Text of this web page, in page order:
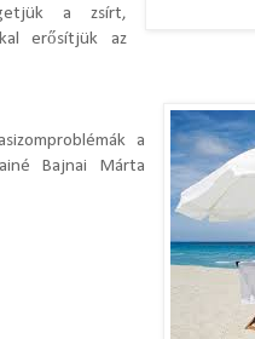
a zsírt,
erősítjük az
a
Bajnai Márta